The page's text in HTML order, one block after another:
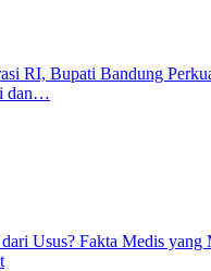
RI, Bupati Bandung
dan…
Usus? Fakta Medis yang